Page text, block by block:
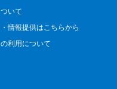
いて
情報提供はこちらから
利用について